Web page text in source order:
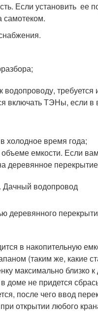
Если установить ее
самотеком.
включать ТЭНы, если
холодное время года;
емкости. Если
деревянное
деревянного
в накопительную
(таким же, какие
максимально близко к
доме не придется
после чего ввод
открытии любого